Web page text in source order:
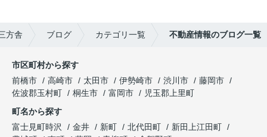
方舎 ブログ カテゴリ一覧 不動産情報のブログ一覧
市区町村から探す
前橋市
高崎市 太田市 伊勢崎市 渋川市
藤岡市
佐波郡玉村町
桐生市 富岡市
児玉郡上里町
町名から探す
富士見町時沢
金井 新町 北代田町
新田上江田町